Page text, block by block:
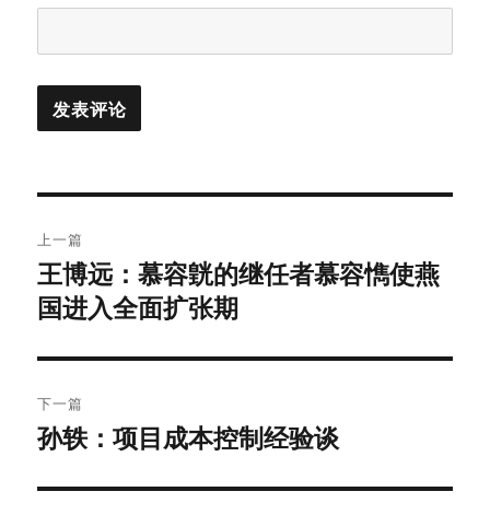
章
导
航
上一篇
上
篇
章：
王博远：慕容皝的继任者慕容懏使燕
国进入全面扩张期
下一篇
下
文
孙轶：项目成本控制经验谈